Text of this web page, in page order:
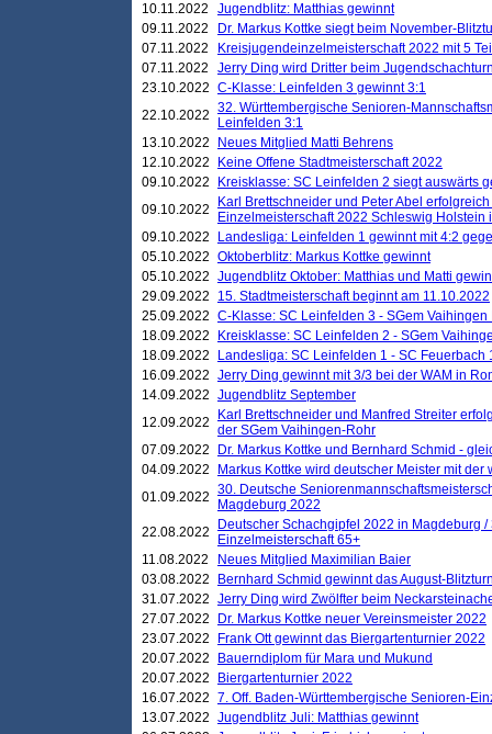
10.11.2022
Jugendblitz: Matthias gewinnt
09.11.2022
Dr. Markus Kottke siegt beim November-
07.11.2022
Kreisjugendeinzelmeisterschaft 2022 mit 5
07.11.2022
Jerry Ding wird Dritter beim
23.10.2022 C-Klasse: Leinfelden 3 gewinnt 3:1
22.10.2022 32. Württembergische Senioren-
Leinfelden 3:1
13.10.2022
Neues Mitglied Matti Behrens
12.10.2022
Keine Offene Stadtmeisterschaft 2022
09.10.2022
Kreisklasse: SC Leinfelden 2 siegt auswärts
09.10.2022
Karl Brettschneider und Peter Abel
Einzelmeisterschaft 2022 Schleswig Holstein
09.10.2022
Landesliga: Leinfelden 1 gewinnt mit 4:2
05.10.2022 Oktoberblitz: Markus Kottke gewinnt
05.10.2022 Jugendblitz Oktober: Matthias und Matti
29.09.2022
15. Stadtmeisterschaft beginnt am 11.10.2022
25.09.2022 C-Klasse: SC Leinfelden 3 - SGem Vaihingen
18.09.2022
Kreisklasse: SC Leinfelden 2 - SGem
18.09.2022
Landesliga: SC Leinfelden 1 - SC Feuerbach
16.09.2022 Jerry Ding gewinnt mit 3/3 bei der WAM in
14.09.2022 Jugendblitz September
12.09.2022
Karl Brettschneider und Manfred Streiter
der SGem Vaihingen-Rohr
07.09.2022
Dr. Markus Kottke und Bernhard Schmid -
04.09.2022
Markus Kottke wird deutscher Meister mit
01.09.2022 30. Deutsche
Magdeburg 2022
22.08.2022
Deutscher Schachgipfel 2022 in Magdeburg
Einzelmeisterschaft 65+
11.08.2022
Neues Mitglied Maximilian Baier
03.08.2022
Bernhard Schmid gewinnt das August-
31.07.2022 Jerry Ding wird Zwölfter beim
27.07.2022
Dr. Markus Kottke neuer Vereinsmeister 2022
23.07.2022
Frank Ott gewinnt das Biergartenturnier 2022
20.07.2022
Bauerndiplom für Mara und Mukund
20.07.2022
Biergartenturnier 2022
16.07.2022 7. Off. Baden-Württembergische Senioren-
13.07.2022 Jugendblitz Juli: Matthias gewinnt